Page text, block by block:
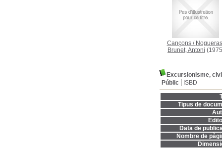
Cançons/
Brunet, Antoni
Excursionisme,
Públic
ISBD
Tipus de
Data de
Nombre de